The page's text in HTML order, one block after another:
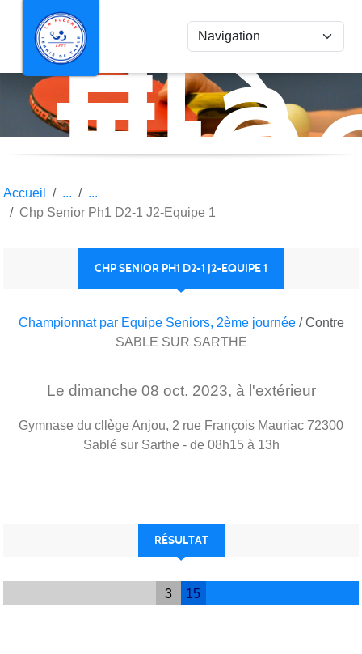
La
de
Accueil
Chp Senior Ph1 D2-1 J2-Equipe 1
CHP SENIOR PH1 D2-1 J2-EQUIPE 1
Championnat par Equipe Seniors, 2ème journée / Contre
SABLE SUR SARTHE
Le dimanche 08 oct. 2023, à l'extérieur
Gymnase du cllège Anjou, 2 rue François Mauriac 72300
Sablé sur Sarthe - de 08h15 à 13h
RÉSULTAT
3 15
Panneau de gestion des cookies